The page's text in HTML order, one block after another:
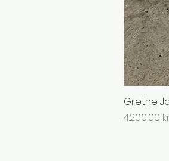
Grethe
Pris
4.200,00